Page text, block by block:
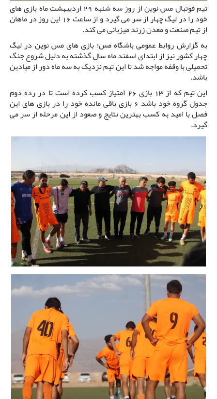
تیم فوتبال مس نوین از روز سه شنبه 29 اردیبهشت ماه بازی های
خود را در لیگ چهار از سر می گیرد و از ساعت 16 این روز در ماهان
از تیم صنعت و معدن زرند میزبانی می کند.
به گزارش روابط عمومی باشگاه مس؛ بازی های مس نوین در لیگ
چهار کشور نیز از ابتدای اسفند ماه سال گذشته به دلیل شروع جنگ
تحمیلی با وقفه مواجه شد تا این تیم نزدیک به سه ماه دور از میادین
باشد.
این تیم که از 13 بازی 26 امتیاز کسب کرده است تا در رده دوم
جدول گروه خود باشد 6 بازی باقی مانده خود را در بازی های این
فصل با امید به کسب بهترین نتایج و صعود از این مرحله از سر می
گیرد.